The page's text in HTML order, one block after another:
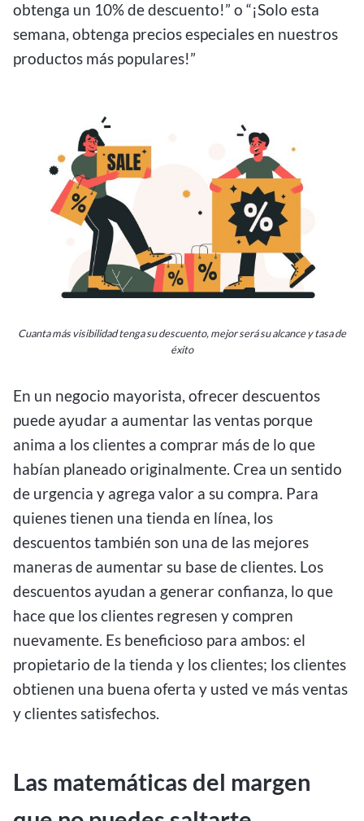
obtenga un 10% de descuento!” o “¡Solo esta
semana, obtenga precios especiales en nuestros
productos más populares!”
Cuanta más visibilidad tenga su descuento, mejor será su alcance y tasa de
éxito
En un negocio mayorista, ofrecer descuentos
puede ayudar a aumentar las ventas porque
anima a los clientes a comprar más de lo que
habían planeado originalmente. Crea un sentido
de urgencia y agrega valor a su compra. Para
quienes tienen una tienda en línea, los
descuentos también son una de las mejores
maneras de aumentar su base de clientes. Los
descuentos ayudan a generar confianza, lo que
hace que los clientes regresen y compren
nuevamente. Es beneficioso para ambos: el
propietario de la tienda y los clientes; los clientes
obtienen una buena oferta y usted ve más ventas
y clientes satisfechos.
Las matemáticas del margen